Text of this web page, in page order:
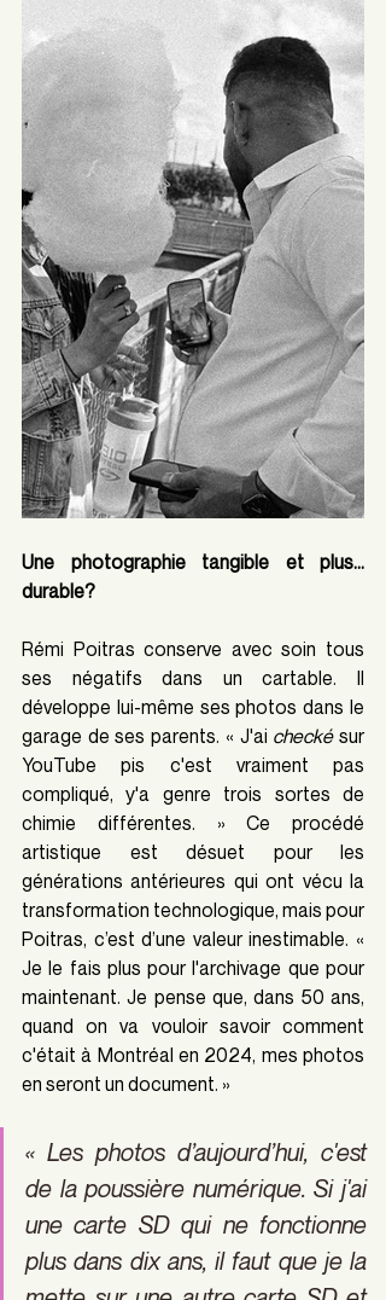
Une photographie tangible et plus…
durable?
Rémi Poitras conserve avec soin tous
ses négatifs dans un cartable. Il
développe lui-même ses photos dans le
garage de ses parents. « J'ai checké sur
YouTube pis c'est vraiment pas
compliqué, y'a genre trois sortes de
chimie différentes. » Ce procédé
artistique est désuet pour les
générations antérieures qui ont vécu la
transformation technologique, mais pour
Poitras, c’est d’une valeur inestimable. «
Je le fais plus pour l'archivage que pour
maintenant. Je pense que, dans 50 ans,
quand on va vouloir savoir comment
c'était à Montréal en 2024, mes photos
en seront un document. »
« Les photos d’aujourd’hui, c'est
de la poussière numérique. Si j'ai
une carte SD qui ne fonctionne
plus dans dix ans, il faut que je la